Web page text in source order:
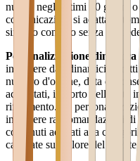
nuovo negli ultimi 30 giorni o
comunicazioni si adatta
singolo contatto senza
Personalizzazione dinamica
includere dati dinamici
numero d'ordine, data di
acquistati, importo della rata
riferimento. La
includere raccomandazioni di
contenuti adattati alla
calibrate sul valore del cliente.